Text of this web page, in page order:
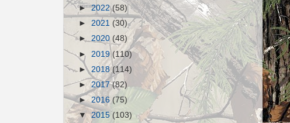
►2022(58)
► 2021 (30)
► 2020 (48)
► 2019(110)
► 2018(114)
►2017(82)
► 2016 (75)
▼2015 (103)